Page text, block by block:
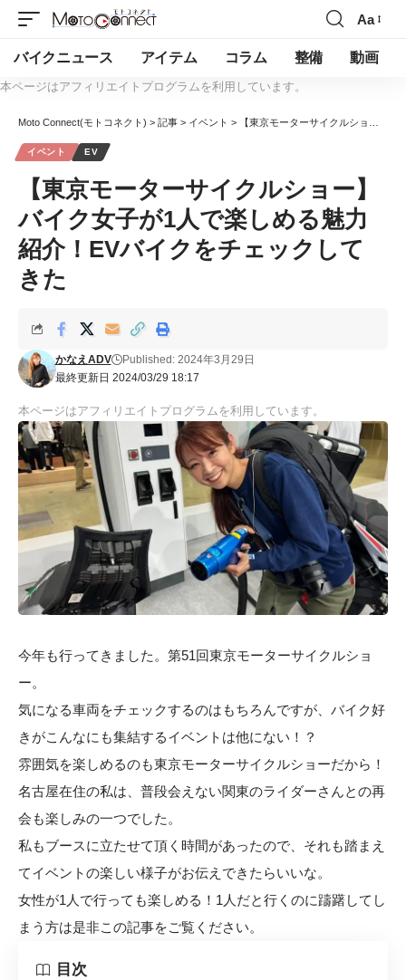
Aa
バイクニュース アイテム コラム 整備 動画
本ページはアフィリエイトプログラムを利用しています。
Moto Connect(モトコネクト) > 記事 > イベント > 【東京モーターサイクルショー】バイク女子が1人で楽しめる魅力紹介！EVバイクをチェックしてきた
イベント EV
【東京モーターサイクルショー】
バイク女子が1人で楽しめる魅力
紹介！EVバイクをチェックして
きた
最終更新日 2024/03/29 18:17
かなえADV Published: 2024年3月29日
本ページはアフィリエイトプログラムを利用しています。
今年も行ってきました。第51回東京モーターサイクルショ
ー。
気になる車両をチェックするのはもちろんですが、バイク好
きがこんなにも集結するイベントは他にない！？
雰囲気を楽しめるのも東京モーターサイクルショーだから！
名古屋在住の私は、普段会えない関東のライダーさんとの再
会も楽しみの一つでした。
私もブースに立たせて頂く時間があったので、それも踏まえ
てイベントの楽しい様子がお伝えできたらいいな。
女性が1人で行っても楽しめる！1人だと行くのに躊躇してし
まう方は是非この記事をご覧ください。
目次